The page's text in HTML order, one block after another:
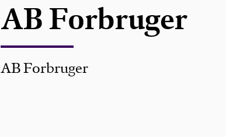
AB Forbruger
AB Forbruger